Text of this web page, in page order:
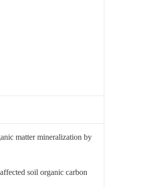
matter mineralization by
soil organic carbon